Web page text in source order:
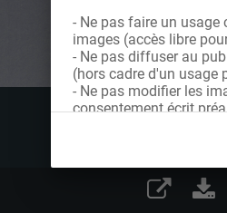
- Ne pas faire un usage
images (accès libre
- Ne pas diffuser au
(hors cadre d'un usage
- Ne pas modifier les
consentement écrit
Dans le cas contraire,
à nous contacter afin
de Licence souhaitée
proposées et le cas